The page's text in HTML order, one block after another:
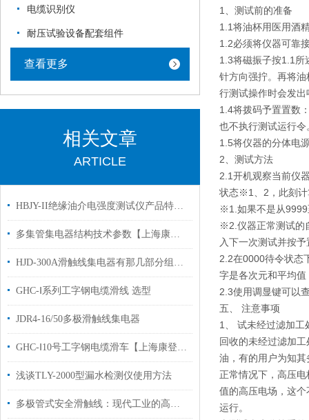
电缆识别仪
耐压试验设备配套组件
查看更多
相关文章
ARTICLE
HBJY-II绝缘油介电强度测试仪产品特点产品参数
多集管集电器结构技术参数【上海康登电气科技有限公司】
HJD-300A滑触线集电器有那几部分组成，如何实现移动供电的？
GHC-Ⅰ系列工字钢电缆滑线 选型
JDR4-16/50多极滑触线集电器
GHC-Ⅰ10号工字钢电缆滑车【上海康登电气】选购指南
浅谈TLY-2000型漏水检测仪使用方法
多极管式安全滑触线：现代工业的高效能源传输解决方案
1、测试前的准备
1.1将油杯用医用酒
1.2必须将仪器可靠
1.3将磁振子按1.1所
针方向强拧。再将
行测试操作时会发
1.4将拨码予置置数
也不执行测试运行令
1.5将仪器的分体电
2、测试方法
2.1开机观察当前仪
状态※1、2，此刻计
※1.如果不是从9999
※2.仪器正常测试的
入下一次测试并按
2.2在0000待令状态
字是各次元和平均
2.3使用调显键可以
五、 注意事项
1、 试未经过滤加工
回收的未经过滤加
油，有的用户为知
正常情况下，高压
值的高压电场，这
运行。